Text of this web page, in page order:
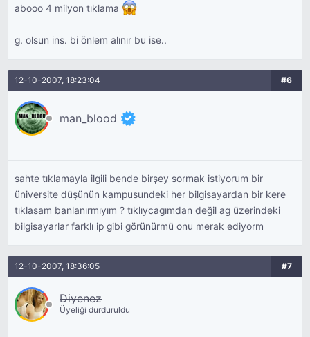
abooo 4 milyon tıklama
g. olsun ins. bi önlem alınır bu ise..
12-10-2007, 18:23:04 #6
man_blood
sahte tıklamayla ilgili bende birşey sormak istiyorum bir
üniversite düşünün kampusundeki her bilgisayardan bir kere
tıklasam banlanırmıyım ? tıklıycagımdan değil ag üzerindeki
bilgisayarlar farklı ip gibi görünürmü onu merak ediyorm
12-10-2007, 18:36:05 #7
Diyenez
Üyeliği durduruldu